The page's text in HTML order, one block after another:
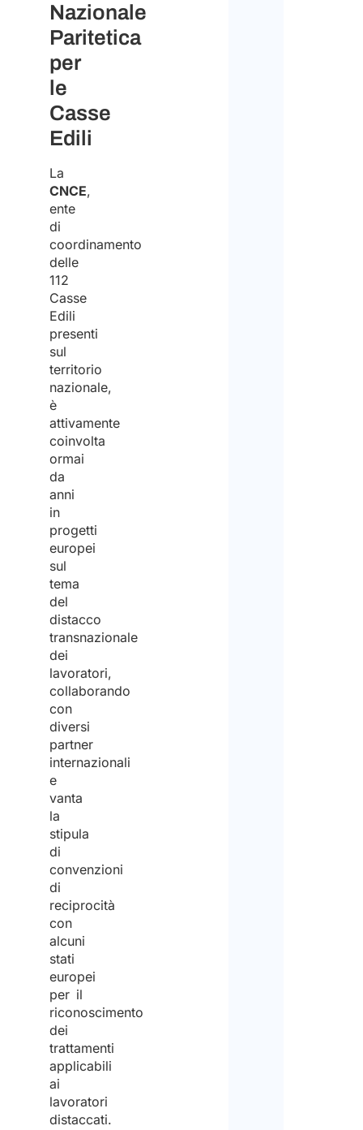
Nazionale
Paritetica
per
le
Casse
Edili
La
CNCE,
ente
di
coordinamento
delle
112
Casse
Edili
presenti
sul
territorio
nazionale,
è
attivamente
coinvolta
ormai
da
anni
in
progetti
europei
sul
tema
del
distacco
transnazionale
dei
lavoratori,
collaborando
con
diversi
partner
internazionali
e
vanta
la
stipula
di
convenzioni
di
reciprocità
con
alcuni
stati
europei
per il
riconoscimento
dei
trattamenti
applicabili
ai
lavoratori
distaccati.